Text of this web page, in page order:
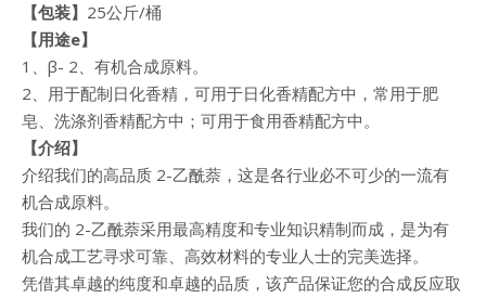
【包装】 25公斤/桶
【用途e】
1、β- 2、有机合成原料。
2、用于配制日化香精，可用于日化香精配方中，常用于肥
皂、洗涤剂香精配方中；可用于食用香精配方中。
【介绍】
介绍我们的高品质 2-乙酰萘，这是各行业必不可少的一流有
机合成原料。
我们的 2-乙酰萘采用最高精度和专业知识精制而成，是为有
机合成工艺寻求可靠、高效材料的专业人士的完美选择。
凭借其卓越的纯度和卓越的品质，该产品保证您的合成反应取